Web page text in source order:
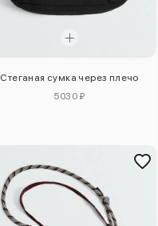
Стеганая сумка через плечо
5030 ₽